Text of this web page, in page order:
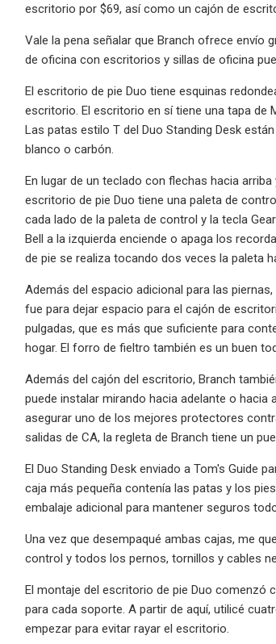
escritorio por $69, así como un cajón de
Vale la pena señalar que Branch ofrece envío
de oficina con escritorios y sillas de oficina
El escritorio de pie Duo tiene esquinas
escritorio. El escritorio en sí tiene una tapa de
Las patas estilo T del Duo Standing Desk
blanco o carbón.
En lugar de un teclado con flechas hacia
escritorio de pie Duo tiene una paleta de
cada lado de la paleta de control y la tecla
Bell a la izquierda enciende o apaga los
de pie se realiza tocando dos veces la paleta
Además del espacio adicional para las
fue para dejar espacio para el cajón de
pulgadas, que es más que suficiente para
hogar. El forro de fieltro también es un buen
Además del cajón del escritorio, Branch
puede instalar mirando hacia adelante o
asegurar uno de los mejores protectores
salidas de CA, la regleta de Branch tiene un
El Duo Standing Desk enviado a Tom's Guide
caja más pequeña contenía las patas y los
embalaje adicional para mantener seguros
Una vez que desempaqué ambas cajas, me
control y todos los pernos, tornillos y cables
El montaje del escritorio de pie Duo
para cada soporte. A partir de aquí, utilicé
empezar para evitar rayar el escritorio.